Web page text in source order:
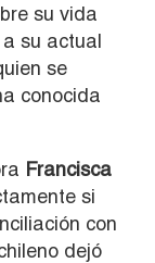
su vida
su actual
se
conocida
Francisca
si
con
dejó